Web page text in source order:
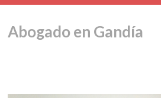
Abogado en Gandía